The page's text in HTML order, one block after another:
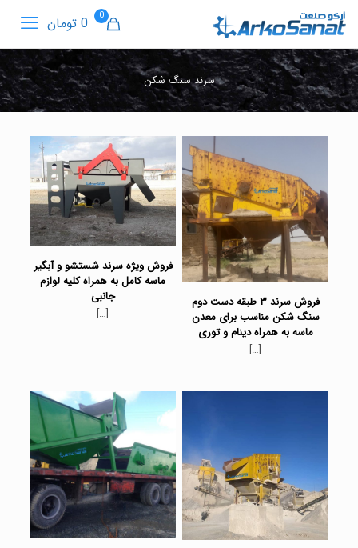
0 0 تومان
سرند سنگ شکن
فروش سرند ۳ طبقه دست دوم
سنگ شکن مناسب برای معدن
ماسه به همراه دینام و توری
[…]
فروش ویژه سرند شستشو و آبگیر
ماسه کامل به همراه کلیه لوازم
جانبی
[…]